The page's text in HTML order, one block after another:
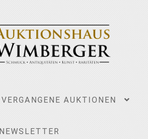
VERGANGENE AUKTIONEN
NEWSLETTER